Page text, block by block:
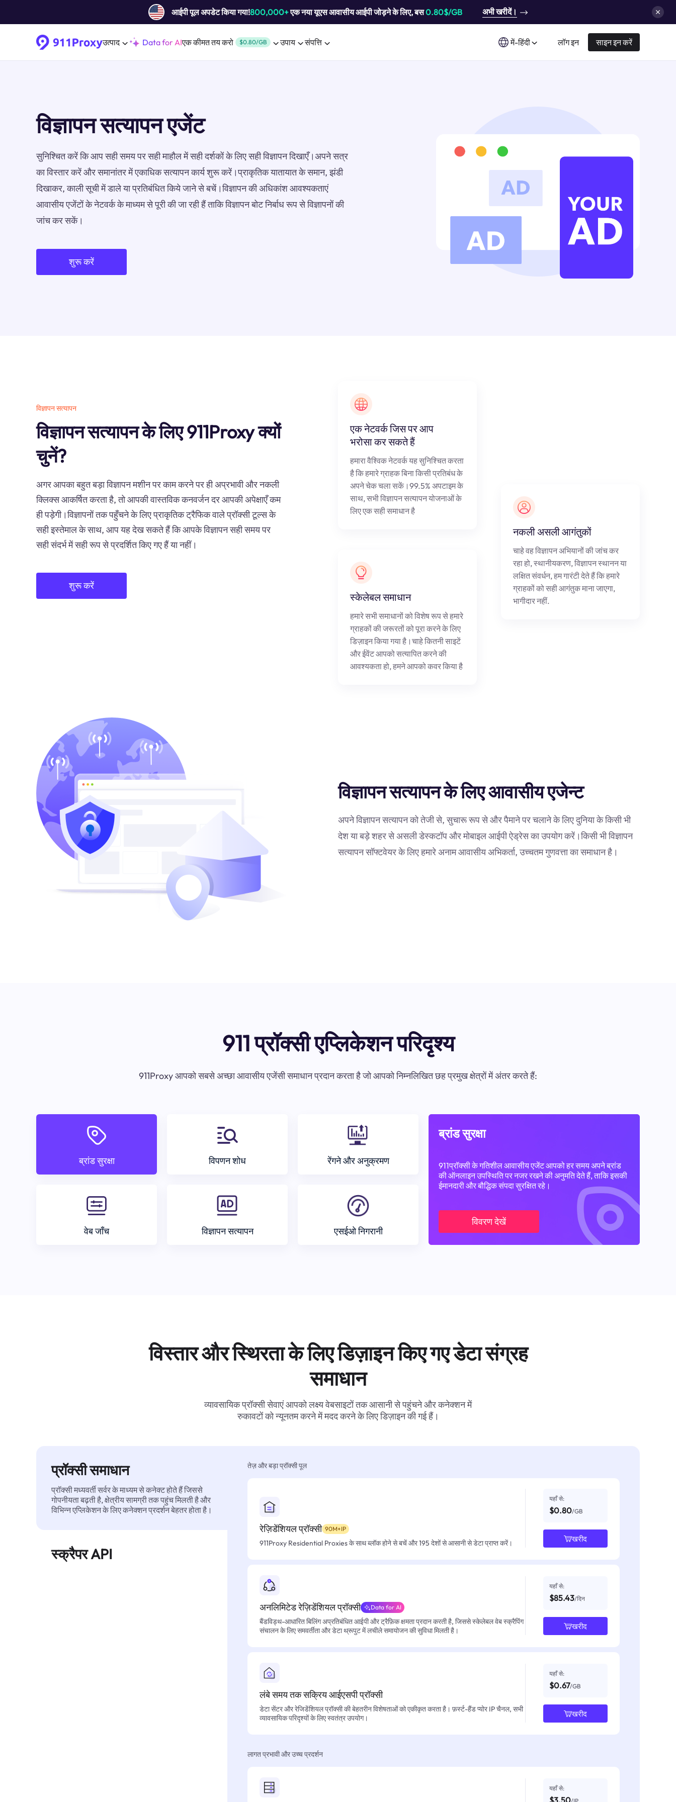
आईपी ​​पूल अपडेट किया गया!800,000+एक नया यूएस आवासीय आईपी जोड़ने के लिए, बस0.80$/GB अभी खरीदें।
उत्पाद Data for AIएक कीमत तय करो $0.80/GB उपाय संपत्ति में-हिंदी लॉग इन साइन इन करें
विज्ञापन सत्यापन एजेंट
सुनिश्चित करें कि आप सही समय पर सही माहौल में सही दर्शकों के लिए सही विज्ञापन दिखाएँ।अपने सत्र
का विस्तार करें और समानांतर में एकाधिक सत्यापन कार्य शुरू करें।प्राकृतिक यातायात के समान, झंडी
दिखाकर, काली सूची में डाले या प्रतिबंधित किये जाने से बचें।विज्ञापन की अधिकांश आवश्यकताएं
आवासीय एजेंटों के नेटवर्क के माध्यम से पूरी की जा रही हैं ताकि विज्ञापन बोट निर्बाध रूप से विज्ञापनों की
जांच कर सकें।
शुरू करें
विज्ञापन सत्यापन
विज्ञापन सत्यापन के लिए 911Proxy क्यों
चुनें?
अगर आपका बहुत बड़ा विज्ञापन मशीन पर काम करने पर ही अप्रभावी और नकली
क्लिक्स आकर्षित करता है, तो आपकी वास्तविक कनवर्जन दर आपकी अपेक्षाएँ कम
ही पड़ेगी।विज्ञापनों तक पहुँचने के लिए प्राकृतिक ट्रैफिक वाले प्रॉक्सी टूल्स के
सही इस्तेमाल के साथ, आप यह देख सकते हैं कि आपके विज्ञापन सही समय पर
सही संदर्भ में सही रूप से प्रदर्शित किए गए हैं या नहीं।
शुरू करें
एक नेटवर्क जिस पर आप
भरोसा कर सकते हैं
हमारा वैश्विक नेटवर्क यह सुनिश्चित करता
है कि हमारे ग्राहक बिना किसी प्रतिबंध के
अपने चेक चला सकें।99.5% अपटाइम के
साथ, सभी विज्ञापन सत्यापन योजनाओं के
लिए एक सही समाधान है
नकली असली आगंतुकों
चाहे वह विज्ञापन अभियानों की जांच कर
रहा हो, स्थानीयकरण, विज्ञापन स्थानन या
लक्षित संवर्धन, हम गारंटी देते हैं कि हमारे
ग्राहकों को सही आगंतुक माना जाएगा,
भागीदार नहीं.
स्केलेबल समाधान
हमारे सभी समाधानों को विशेष रूप से हमारे
ग्राहकों की जरूरतों को पूरा करने के लिए
डिज़ाइन किया गया है।चाहे कितनी साइटें
और ईवेंट आपको सत्यापित करने की
आवश्यकता हो, हमने आपको कवर किया है
विज्ञापन सत्यापन के लिए आवासीय एजेन्ट
अपने विज्ञापन सत्यापन को तेजी से, सुचारू रूप से और पैमाने पर चलाने के लिए दुनिया के किसी भी
देश या बड़े शहर से असली डेस्कटॉप और मोबाइल आईपी ऐड्रेस का उपयोग करें।किसी भी विज्ञापन
सत्यापन सॉफ्टवेयर के लिए हमारे अनाम आवासीय अभिकर्ता, उच्चतम गुणवत्ता का समाधान है।
911 प्रॉक्सी एप्लिकेशन परिदृश्य
911Proxy आपको सबसे अच्छा आवासीय एजेंसी समाधान प्रदान करता है जो आपको निम्नलिखित छह प्रमुख क्षेत्रों में अंतर करते हैं:
ब्रांड सुरक्षा विपणन शोध रेंगने और अनुक्रमण
वेब जाँच विज्ञापन सत्यापन एसईओ निगरानी
ब्रांड सुरक्षा
911प्रॉक्सी के गतिशील आवासीय एजेंट आपको हर समय अपने ब्रांड
की ऑनलाइन उपस्थिति पर नजर रखने की अनुमति देते हैं, ताकि इसकी
ईमानदारी और बौद्धिक संपदा सुरक्षित रहे।
विवरण देखें
विस्तार और स्थिरता के लिए डिज़ाइन किए गए डेटा संग्रह
समाधान
व्यावसायिक प्रॉक्सी सेवाएं आपको लक्ष्य वेबसाइटों तक आसानी से पहुंचने और कनेक्शन में
रुकावटों को न्यूनतम करने में मदद करने के लिए डिज़ाइन की गई हैं।
प्रॉक्सी समाधान
प्रॉक्सी मध्यवर्ती सर्वर के माध्यम से कनेक्ट होते हैं जिससे
गोपनीयता बढ़ती है, क्षेत्रीय सामग्री तक पहुंच मिलती है और
विभिन्न एप्लिकेशन के लिए कनेक्शन प्रदर्शन बेहतर होता है।
स्क्रैपर API
तेज़ और बड़ा प्रॉक्सी पूल
रेज़िडेंशियल प्रॉक्सी 90M+IP
911Proxy Residential Proxies के साथ ब्लॉक होने से बचें और 195 देशों से आसानी से डेटा प्राप्त करें।
यहाँ से:
$0.80/GB
खरीद
अनलिमिटेड रेज़िडेंशियल प्रॉक्सी Data for AI
बैंडविड्थ-आधारित बिलिंग अप्रतिबंधित आईपी और ट्रैफ़िक क्षमता प्रदान करती है, जिससे स्केलेबल वेब स्क्रैपिंग
संचालन के लिए समवर्तीता और डेटा थ्रूपुट में लचीले समायोजन की सुविधा मिलती है।
यहाँ से:
$85.43/दिन
खरीद
लंबे समय तक सक्रिय आईएसपी प्रॉक्सी
डेटा सेंटर और रेजिडेंशियल प्रॉक्सी की बेहतरीन विशेषताओं को एकीकृत करता है। फ़र्स्ट-हैंड प्योर IP चैनल, सभी
व्यावसायिक परिदृश्यों के लिए स्वतंत्र उपयोग।
यहाँ से:
$0.67/GB
खरीद
लागत प्रभावी और उच्च प्रदर्शन
यहाँ से:
$3.50